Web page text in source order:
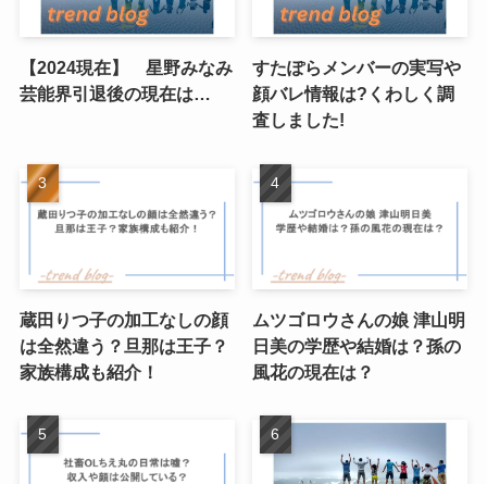
【2024現在】 星野みなみ
芸能界引退後の現在は…
すたぽらメンバーの実写や
顔バレ情報は?くわしく調
査しました!
蔵田りつ子の加工なしの顔
は全然違う？旦那は王子？
家族構成も紹介！
ムツゴロウさんの娘 津山明
日美の学歴や結婚は？孫の
風花の現在は？